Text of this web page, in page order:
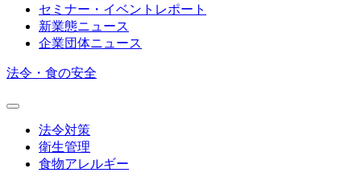
セミナー・イベントレポート
新業態ニュース
企業団体ニュース
法令・食の安全
法令対策
衛生管理
食物アレルギー